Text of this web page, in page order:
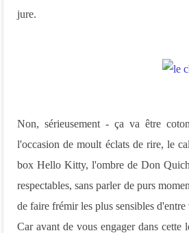
jure.
Non, sérieusement - ça va être
l'occasion de moult éclats de rire, le
box Hello Kitty, l'ombre de Don
respectables, sans parler de purs
de faire frémir les plus sensibles d'entre
Car avant de vous engager dans cette